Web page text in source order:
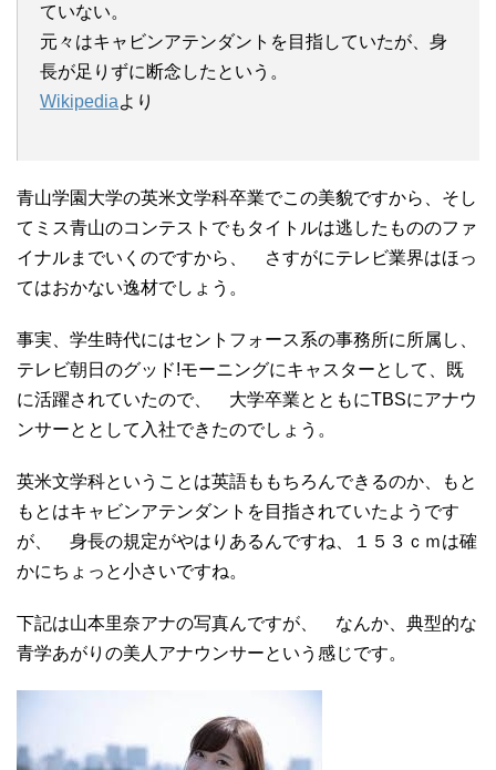
ていない。
元々はキャビンアテンダントを目指していたが、身
長が足りずに断念したという。
Wikipediaより
青山学園大学の英米文学科卒業でこの美貌ですから、そし
てミス青山のコンテストでもタイトルは逃したもののファ
イナルまでいくのですから、 さすがにテレビ業界はほっ
てはおかない逸材でしょう。
事実、学生時代にはセントフォース系の事務所に所属し、
テレビ朝日のグッド!モーニングにキャスターとして、既
に活躍されていたので、 大学卒業とともにTBSにアナウ
ンサーととして入社できたのでしょう。
英米文学科ということは英語ももちろんできるのか、もと
もとはキャビンアテンダントを目指されていたようです
が、 身長の規定がやはりあるんですね、１５３ｃｍは確
かにちょっと小さいですね。
下記は山本里奈アナの写真んですが、 なんか、典型的な
青学あがりの美人アナウンサーという感じです。